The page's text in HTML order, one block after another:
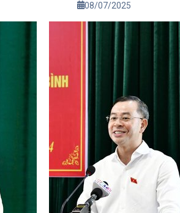
08/07/2025